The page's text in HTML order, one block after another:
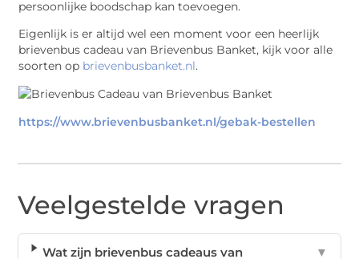
persoonlijke boodschap kan toevoegen.
Eigenlijk is er altijd wel een moment voor een heerlijk
brievenbus cadeau van Brievenbus Banket, kijk voor alle
soorten op brievenbusbanket.nl.
https://www.brievenbusbanket.nl/gebak-bestellen
Veelgestelde vragen
Wat zijn brievenbus cadeaus van
▼